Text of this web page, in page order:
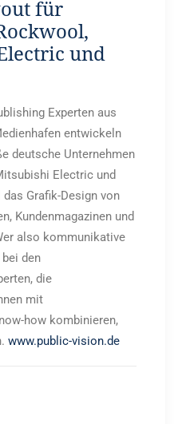
für
und
Experten aus
entwickeln
deutsche Unternehmen
Electric und
Grafik-Design von
Kundenmagazinen und
also kommunikative
den
die
mit
how kombinieren,
www.public-vision.de